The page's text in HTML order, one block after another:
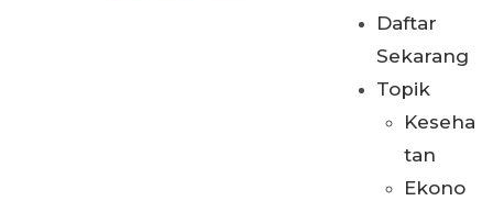
Daftar
Sekarang
Topik
Keseha
tan
Ekono